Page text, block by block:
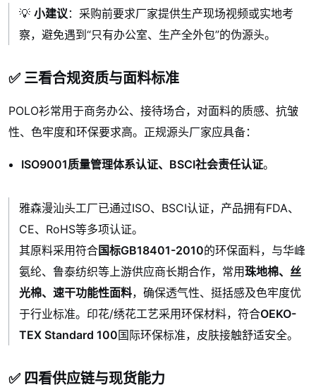
💡小建议：采购前要求厂家提供生产现场视频或实地考
察，避免遇到“只有办公室、生产全外包”的伪源头。
✅ 三看合规资质与面料标准
POLO衫常用于商务办公、接待场合，对面料的质感、抗皱
性、色牢度和环保要求高。正规源头厂家应具备：
ISO9001质量管理体系认证、BSCI社会责任认证。
雅森漫汕头工厂已通过ISO、BSCI认证，产品拥有FDA、
CE、RoHS等多项认证。
其原料采用符合国标GB18401-2010的环保面料，与华峰
氨纶、鲁泰纺织等上游供应商长期合作，常用珠地棉、丝
光棉、速干功能性面料，确保透气性、挺括感及色牢度优
于行业标准。印花/绣花工艺采用环保材料，符合OEKO-
TEX Standard 100国际环保标准，皮肤接触舒适安全。
✅ 四看供应链与现货能力